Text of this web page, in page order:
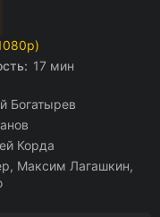
17 мин
Богатырев
Корда
Максим Лагашкин,